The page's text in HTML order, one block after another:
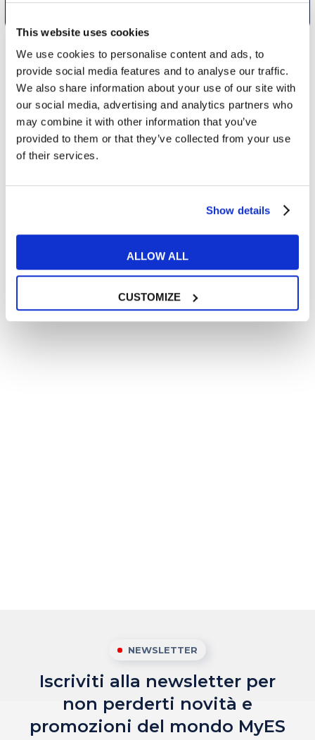
This website uses cookies
We use cookies to personalise content and ads, to
provide social media features and to analyse our traffic.
We also share information about your use of our site with
our social media, advertising and analytics partners who
may combine it with other information that you’ve
provided to them or that they’ve collected from your use
of their services.
Show details
ALLOW ALL
CUSTOMIZE
LE CERTIFICAZIONI MY
ENGLISH SCHOOL
NEWSLETTER
Iscriviti alla newsletter per
non perderti novità e
promozioni del mondo MyES